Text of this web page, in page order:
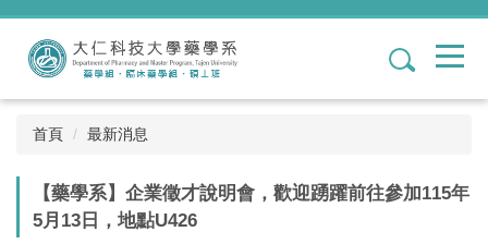
跳
內
1
首頁 最新消息
【藥學系】企業徵才說明會，歡迎踴躍前往參加115年
5月13日，地點U426